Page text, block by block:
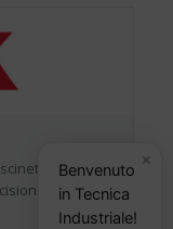
assiali,
×
Benvenuto
in Tecnica
Industriale!